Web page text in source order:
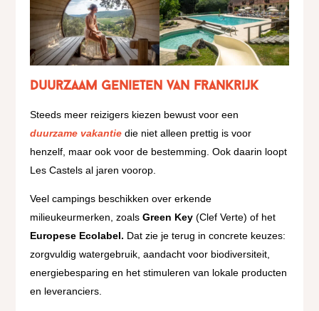
Duurzaam genieten van Frankrijk
Steeds meer reizigers kiezen bewust voor een
duurzame vakantie die niet alleen prettig is voor
henzelf, maar ook voor de bestemming. Ook daarin loopt
Les Castels al jaren voorop.
Veel campings beschikken over erkende
milieukeurmerken, zoalsGreen Key (Clef Verte) of het
Europese Ecolabel. Dat zie je terug in concrete keuzes:
zorgvuldig watergebruik, aandacht voor biodiversiteit,
energiebesparing en het stimuleren van lokale producten
en leveranciers.